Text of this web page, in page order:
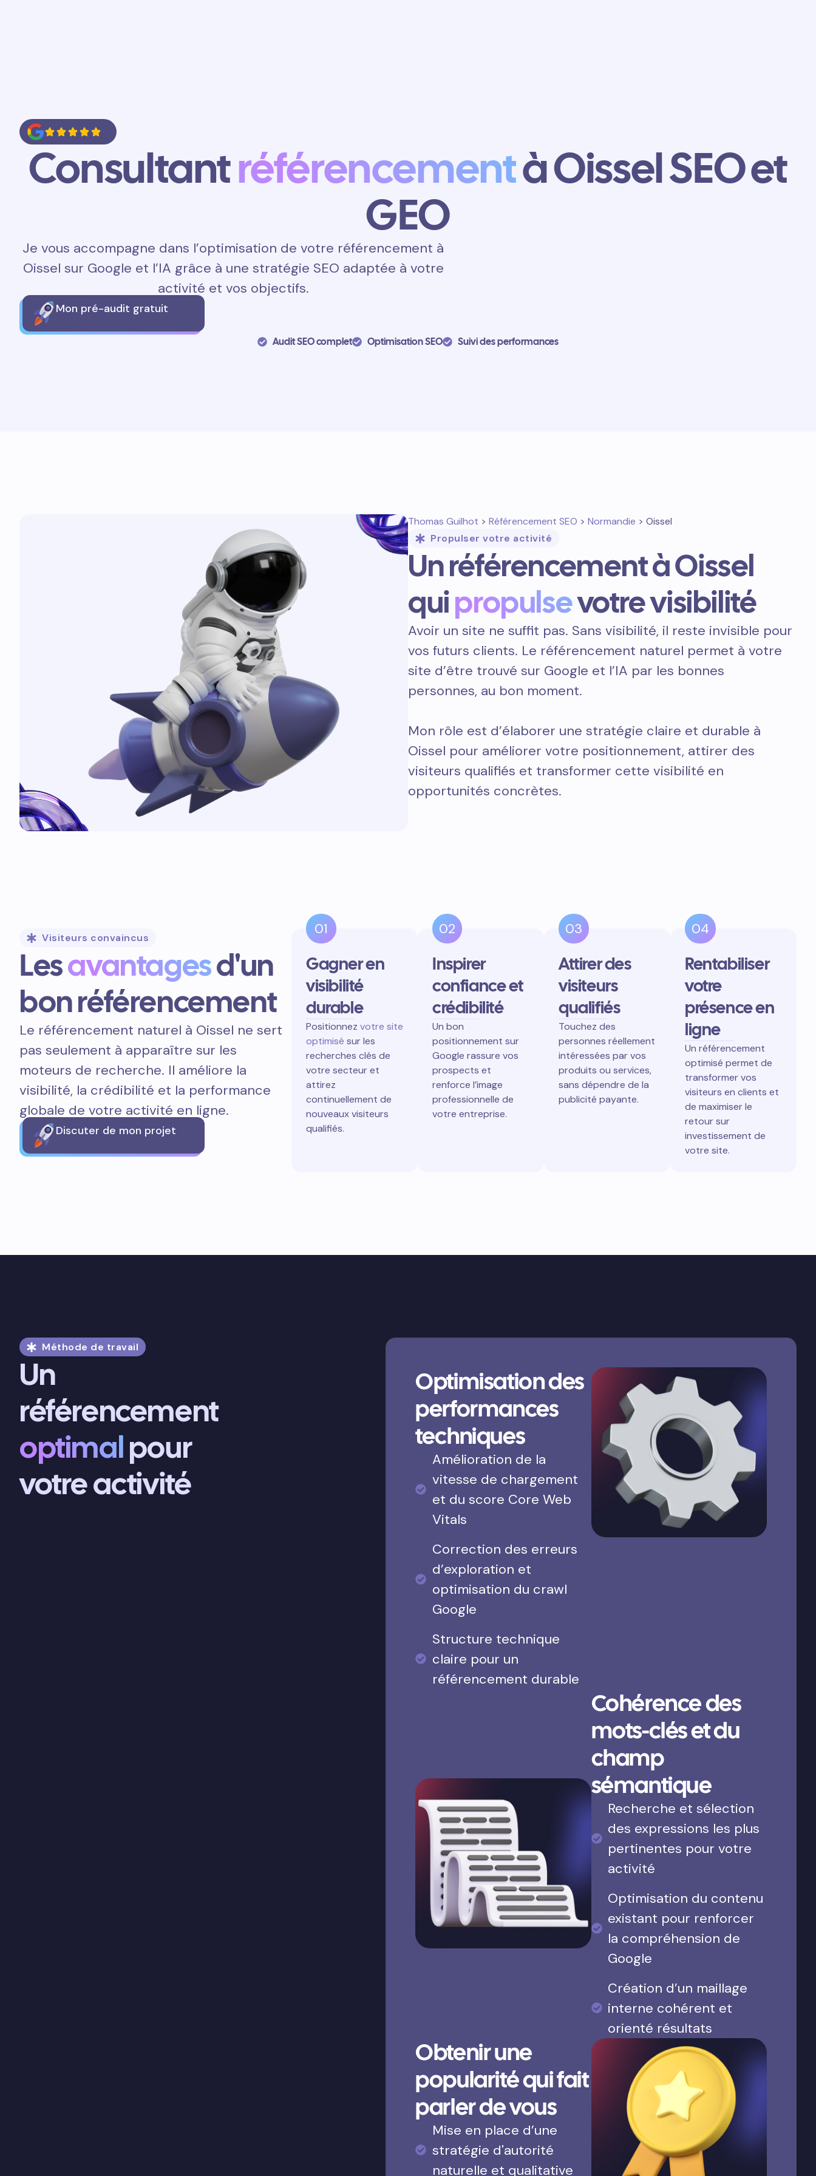
Consultantréférencementà Oissel SEO et
GEO
Je vous accompagne dans l’optimisation de votre référencement à
Oissel sur Google et l’IA grâce à une stratégie SEO adaptée à votre
activité et vos objectifs.
Mon pré-audit gratuit
Audit SEO complet Optimisation SEO Suivi des performances
Thomas Guilhot > Référencement SEO > Normandie > Oissel
Propulser votre activité
Un référencement à Oissel
quipropulsevotre visibilité
Avoir un site ne suffit pas. Sans visibilité, il reste invisible pour
vos futurs clients. Le référencement naturel permet à votre
site d’être trouvé sur Google et l’IA par les bonnes
personnes, au bon moment.
Mon rôle est d’élaborer une stratégie claire et durable à
Oissel pour améliorer votre positionnement, attirer des
visiteurs qualifiés et transformer cette visibilité en
opportunités concrètes.
Visiteurs convaincus
Lesavantagesd'un
bon référencement
Le référencement naturel à Oissel ne sert
pas seulement à apparaître sur les
moteurs de recherche. Il améliore la
visibilité, la crédibilité et la performance
globale de votre activité en ligne.
Discuter de mon projet
01
Gagner en
visibilité
durable
Positionnez votre site
optimisé sur les
recherches clés de
votre secteur et
attirez
continuellement de
nouveaux visiteurs
qualifiés.
02
Inspirer
confiance et
crédibilité
Un bon
positionnement sur
Google rassure vos
prospects et
renforce l’image
professionnelle de
votre entreprise.
03
Attirer des
visiteurs
qualifiés
Touchez des
personnes réellement
intéressées par vos
produits ou services,
sans dépendre de la
publicité payante.
04
Rentabiliser
votre
présence en
ligne
Un référencement
optimisé permet de
transformer vos
visiteurs en clients et
de maximiser le
retour sur
investissement de
votre site.
Méthode de travail
Un
référencement
optimalpour
votre activité
Optimisation des
performances
techniques
Amélioration de la
vitesse de chargement
et du score Core Web
Vitals
Correction des erreurs
d’exploration et
optimisation du crawl
Google
Structure technique
claire pour un
référencement durable
Cohérence des
mots-clés et du
champ
sémantique
Recherche et sélection
des expressions les plus
pertinentes pour votre
activité
Optimisation du contenu
existant pour renforcer
la compréhension de
Google
Création d’un maillage
interne cohérent et
orienté résultats
Obtenir une
popularité qui fait
parler de vous
Mise en place d’une
stratégie d'autorité
naturelle et qualitative